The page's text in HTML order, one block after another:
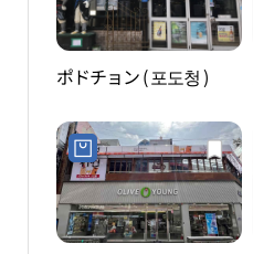
ポドチョン ( 포도청 )